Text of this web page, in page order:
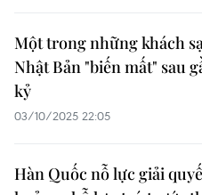
Một trong những khách
Nhật Bản "biến mất" sau
kỷ
03/10/2025 22:05
Hàn Quốc nỗ lực giải